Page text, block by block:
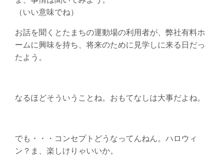
（いい意味でね）
お話を聞くとたまちの運動場の利用者が、弊社有料ホ
ームに興味を持ち、将来のために見学しに来る日だっ
たよう。
なるほどそういうことね。おもてなしは大事だよね。
でも・・・コンセプトどうなってんねん。ハロウィ
ン？ま、楽しけりゃいいか。